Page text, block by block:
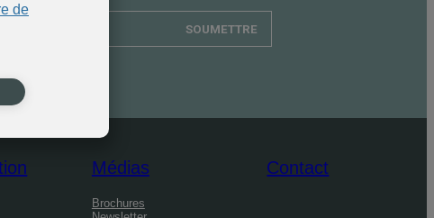
SOUMETTRE
Médias
Brochures
Contact
de